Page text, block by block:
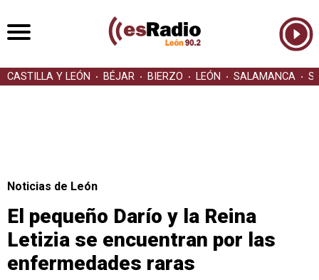
CASTILLA Y LEÓN BÉJAR BIERZO LEÓN SALAMANCA
Noticias de León
El pequeño Darío y la Reina
Letizia se encuentran por las
enfermedades raras